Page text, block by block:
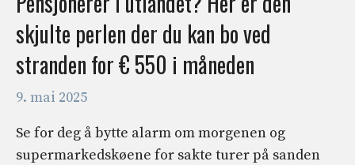
skjulte perlen der du kan bo ved
stranden for € 550 i måneden
9. mai 2025
Se for deg å bytte alarm om morgenen og
supermarkedskøene for sakte turer på sanden